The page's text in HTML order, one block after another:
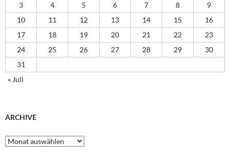
3
4 5 6 7 8
9
10
11 12 13 14 15
16
17
18 19 20 21 22
23
24
25 26 27 28 29
30
31
« Juli
ARCHIVE
Archive